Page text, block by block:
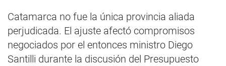
Catamarca no fue la única provincia aliada
perjudicada. El ajuste afectó compromisos
negociados por el entonces ministro Diego
Santilli durante la discusión del Presupuesto